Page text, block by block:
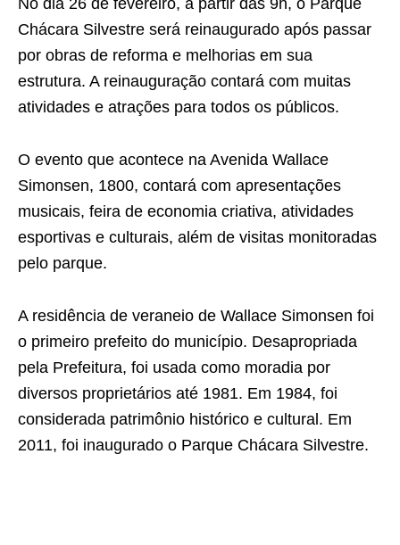
No dia 26 de fevereiro, a partir das 9h, o Parque
Chácara Silvestre será reinaugurado após passar
por obras de reforma e melhorias em sua
estrutura. A reinauguração contará com muitas
atividades e atrações para todos os públicos.
O evento que acontece na Avenida Wallace
Simonsen, 1800, contará com apresentações
musicais, feira de economia criativa, atividades
esportivas e culturais, além de visitas monitoradas
pelo parque.
A residência de veraneio de Wallace Simonsen foi
o primeiro prefeito do município. Desapropriada
pela Prefeitura, foi usada como moradia por
diversos proprietários até 1981. Em 1984, foi
considerada patrimônio histórico e cultural. Em
2011, foi inaugurado o Parque Chácara Silvestre.